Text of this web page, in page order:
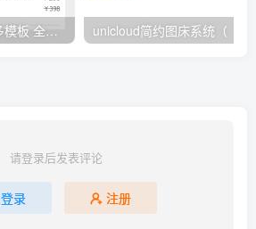
美团代付源码-支持多模板 全开源-多种支付通道 unicloud简约图床系统（
请登录后发表评论
登录 注册